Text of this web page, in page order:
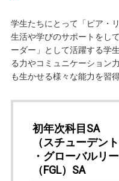
学生たちにとって「ピア・
生活や学びのサポートをし
ーダー」として活躍する学
る力やコミュニケーション
も生かせる様々な能力を習得
初年次科目SA
（スチューデン
・グローバルリ
（FGL）SA